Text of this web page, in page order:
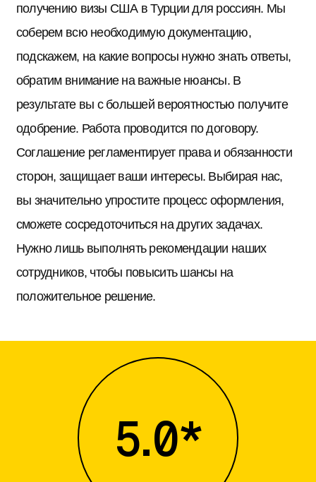
получению визы США в Турции для россиян. Мы
соберем всю необходимую документацию,
подскажем, на какие вопросы нужно знать ответы,
обратим внимание на важные нюансы. В
результате вы с большей вероятностью получите
одобрение. Работа проводится по договору.
Соглашение регламентирует права и обязанности
сторон, защищает ваши интересы. Выбирая нас,
вы значительно упростите процесс оформления,
сможете сосредоточиться на других задачах.
Нужно лишь выполнять рекомендации наших
сотрудников, чтобы повысить шансы на
положительное решение.
5.0*